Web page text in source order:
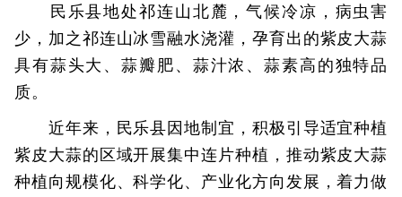
民乐县地处祁连山北麓，气候冷凉，病虫害
少，加之祁连山冰雪融水浇灌，孕育出的紫皮大蒜
具有蒜头大、蒜瓣肥、蒜汁浓、蒜素高的独特品
质。
近年来，民乐县因地制宜，积极引导适宜种植
紫皮大蒜的区域开展集中连片种植，推动紫皮大蒜
种植向规模化、科学化、产业化方向发展，着力做